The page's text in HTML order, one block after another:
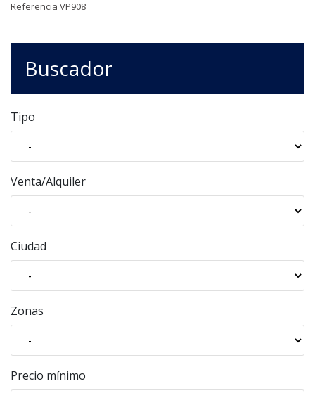
Referencia VP908
Buscador
Tipo
Venta/Alquiler
Ciudad
Zonas
Precio mínimo